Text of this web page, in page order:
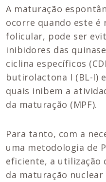
A maturação
ocorre quando este
folicular, pode ser
inibidores das
ciclina específicos
butirolactona I (BL-I)
quais inibem a
da maturação (MPF).
Para tanto, com a
uma metodologia de
eficiente, a utilização
da maturação